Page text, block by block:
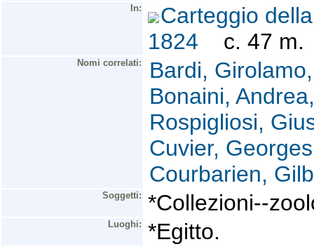
In:
Carteggio
1824
c. 47 m.
Nomi correlati:
Bardi,
Bonaini,
Rospigliosi,
Cuvier,
Courbarien,
Soggetti: *Collezioni--
Luoghi: *Egitto.